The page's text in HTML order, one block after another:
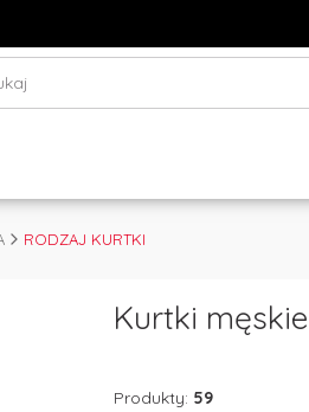
RODZAJ KURTKI
Kurtki
Produkty: 59